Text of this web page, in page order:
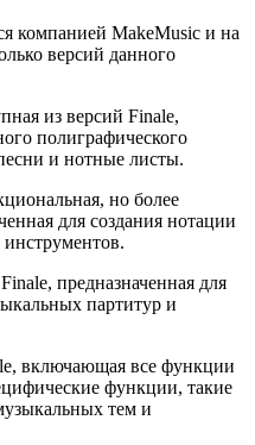
компанией MakeMusic и на
версий данного
из версий Finale,
полиграфического
и нотные листы.
но более
для создания нотации
предназначенная для
партитур и
включающая все функции
функции, такие
тем и